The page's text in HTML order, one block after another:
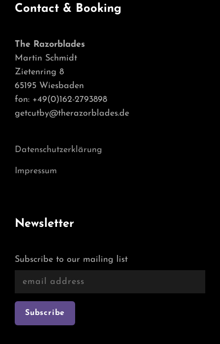
Contact & Booking
The Razorblades
Martin Schmidt
Zietenring 8
65195 Wiesbaden
fon: +49(0)162-2793898
getcutby@therazorblades.de
Datenschutzerklärung
Impressum
Newsletter
Subscribe to our mailing list